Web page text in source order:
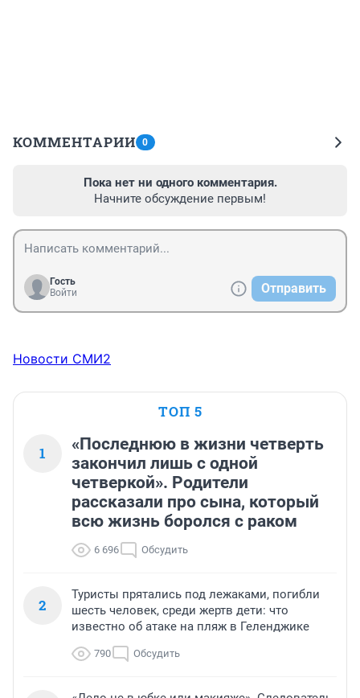
КОММЕНТАРИИ 0
Пока нет ни одного комментария.
Начните обсуждение первым!
Гость
Войти
Отправить
Новости СМИ2
ТОП 5
1
«Последнюю в жизни четверть
закончил лишь с одной
четверкой». Родители
рассказали про сына, который
всю жизнь боролся с раком
6 696 Обсудить
2
Туристы прятались под лежаками, погибли
шесть человек, среди жертв дети: что
известно об атаке на пляж в Геленджике
790 Обсудить